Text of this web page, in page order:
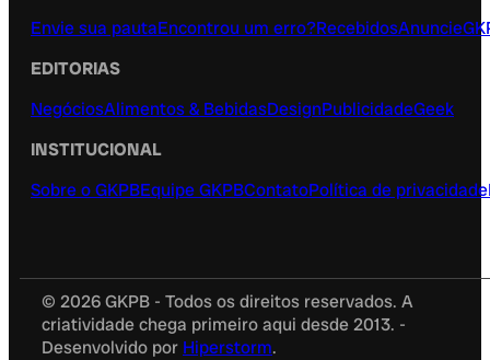
Envie sua pautaEncontrou um erro?RecebidosAnuncie
EDITORIAS
NegóciosAlimentos & BebidasDesignPublicidadeGeek
INSTITUCIONAL
Sobre o GKPBEquipe GKPBContatoPolítica de privacidade
© 2026 GKPB - Todos os direitos reservados. A
criatividade chega primeiro aqui desde 2013. -
Desenvolvido por Hiperstorm.